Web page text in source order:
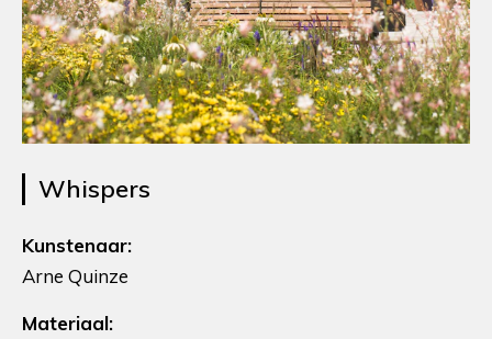
Whispers
Kunstenaar:
Arne Quinze
Materiaal: